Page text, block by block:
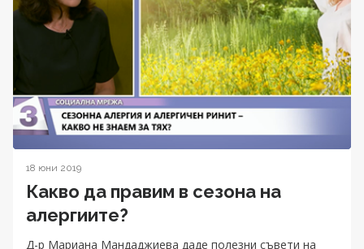
18 юни 2019
Какво да правим в сезона на
алергиите?
Д-р Мариана Мандаджиева даде полезни съвети на